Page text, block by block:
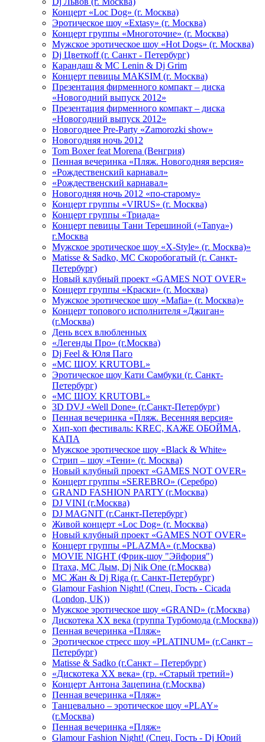
Концерт «Loc Dog» (г. Москва)
Эротическое шоу «Extasy» (г. Москва)
Концерт группы «Многоточие» (г. Москва)
Мужское эротическое шоу «Hot Dogs» (г. Москва)
Dj Цветкоff (г. Санкт - Петербург)
Карандаш & МС Lenin & Dj Grim
Концерт певицы МАКSIМ (г. Москва)
Презентация фирменного компакт – диска
«Новогодний выпуск 2012»
Презентация фирменного компакт – диска
«Новогодний выпуск 2012»
Новогоднее Pre-Party «Zamorozki show»
Новогодняя ночь 2012
Tom Boxer feat Morena (Венгрия)
Пенная вечеринка «Пляж. Новогодняя версия»
«Рождественский карнавал»
«Рождественский карнавал»
Новогодняя ночь 2012 «по-старому»
Концерт группы «VIRUS» (г. Москва)
Концерт группы «Триада»
Концерт певицы Тани Терешиной («Tanya»)
г.Москва
Мужское эротическое шоу «X-Style» (г. Москва)»
Matissе & Sadko, MC Скоробогатый (г. Санкт-
Петербург)
Новый клубный проект «GAMES NOT OVER»
Концерт группы «Краски» (г. Москва)
Мужское эротическое шоу «Mafia» (г. Москва)»
Концерт топового исполнителя «Джиган»
(г.Москва)
День всех влюбленных
«Легенды Про» (г.Москва)
Dj Feel & Юля Паго
«МС ШОУ. KRUTOBL»
Эротическое шоу Кати Самбуки (г. Санкт-
Петербург)
«МС ШОУ. KRUTOBL»
3D DVJ «Well Done» (г.Санкт-Петербург)
Пенная вечеринка «Пляж. Весенняя версия»
Хип-хоп фестиваль: KREC, КАЖЕ ОБОЙМА,
КАПА
Мужское эротическое шоу «Black & White»
Стрип – шоу «Тени» (г. Москва)
Новый клубный проект «GAMES NOT OVER»
Концерт группы «SEREBRO» (Серебро)
GRAND FASHION PARTY (г.Москва)
DJ VINI (г.Москва)
DJ MAGNIT (г.Санкт-Петербург)
Живой концерт «Loc Dog» (г. Москва)
Новый клубный проект «GAMES NOT OVER»
Концерт группы «PLAZMA» (г.Москва)
MOVIE NIGHT (Фрик-шоу "Эйфория")
Птаха, МС Дым, Dj Nik One (г.Москва)
МС Жан & Dj Riga (г. Санкт-Петербург)
Glamour Fashion Night! (Спец. Гость - Cicada
(London, UK))
Мужское эротическое шоу «GRAND» (г.Москва)
Дискотека XX века (группа Турбомода (г.Москва))
Пенная вечеринка «Пляж»
Эротическое стресс шоу «PLATINUM» (г.Санкт –
Петербург)
Matisse & Sadko (г.Санкт – Петербург)
«Дискотека ХХ века» (гр. «Старый третий»)
Концерт Антона Зацепина (г.Москва)
Пенная вечеринка «Пляж»
Танцевально – эротическое шоу «PLAY»
(г.Москва)
Пенная вечеринка «Пляж»
Glamour Fashion Night! (Спец. Гость - Dj Юрий